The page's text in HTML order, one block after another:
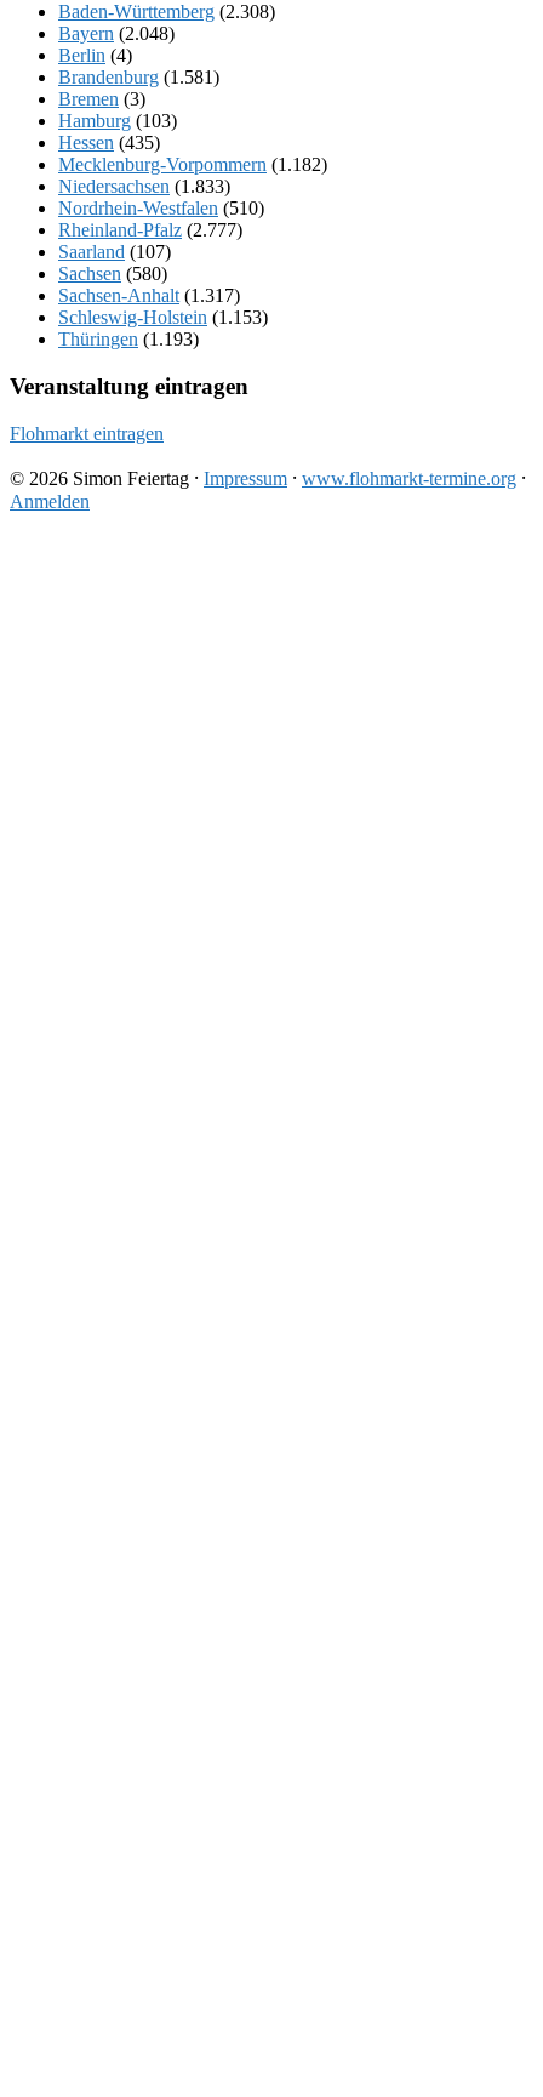
Baden-Württemberg (2.308)
Bayern (2.048)
Berlin (4)
Brandenburg (1.581)
Bremen (3)
Hamburg (103)
Hessen (435)
Mecklenburg-Vorpommern (1.182)
Niedersachsen (1.833)
Nordrhein-Westfalen (510)
Rheinland-Pfalz (2.777)
Saarland (107)
Sachsen (580)
Sachsen-Anhalt (1.317)
Schleswig-Holstein (1.153)
Thüringen (1.193)
Veranstaltung eintragen
Flohmarkt eintragen
© 2026 Simon Feiertag ⸱ Impressum ⸱ www.flohmarkt-termine.org ⸱
Anmelden